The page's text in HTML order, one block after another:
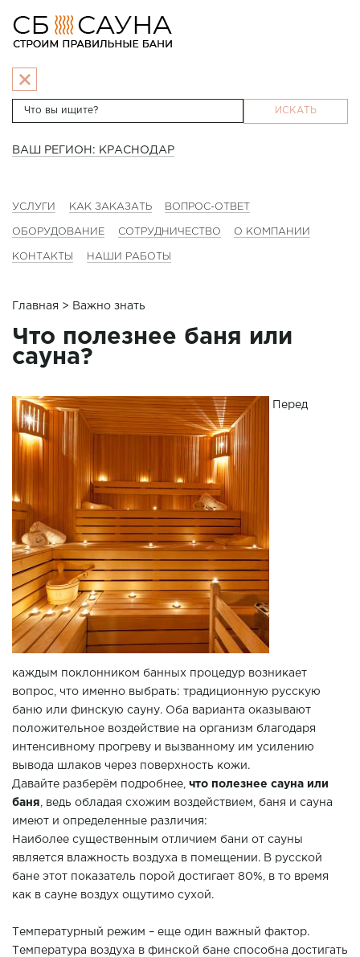
ИСКАТЬ
ВАШ РЕГИОН: КРАСНОДАР
УСЛУГИ КАК ЗАКАЗАТЬ ВОПРОС-ОТВЕТ
ОБОРУДОВАНИЕ СОТРУДНИЧЕСТВО О КОМПАНИИ
КОНТАКТЫ НАШИ РАБОТЫ
Главная > Важно знать
Что полезнее баня или
сауна?
Перед
каждым поклонником банных процедур возникает
вопрос, что именно выбрать: традиционную русскую
баню или финскую сауну. Оба варианта оказывают
положительное воздействие на организм благодаря
интенсивному прогреву и вызванному им усилению
вывода шлаков через поверхность кожи.
Давайте разберём подробнее, что полезнее сауна или
баня , ведь обладая схожим воздействием, баня и сауна
имеют и определенные различия:
Наиболее существенным отличием бани от сауны
является влажность воздуха в помещении. В русской
бане этот показатель порой достигает 80%, в то время
как в сауне воздух ощутимо сухой.
Температурный режим – еще один важный фактор.
Температура воздуха в финской бане способна достигать